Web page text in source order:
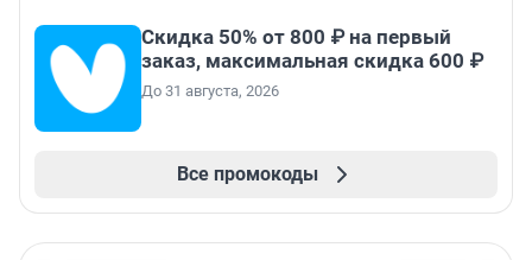
Скидка 50% от 800 ₽ на первый
заказ, максимальная скидка 600 ₽
До 31 августа, 2026
Все промокоды